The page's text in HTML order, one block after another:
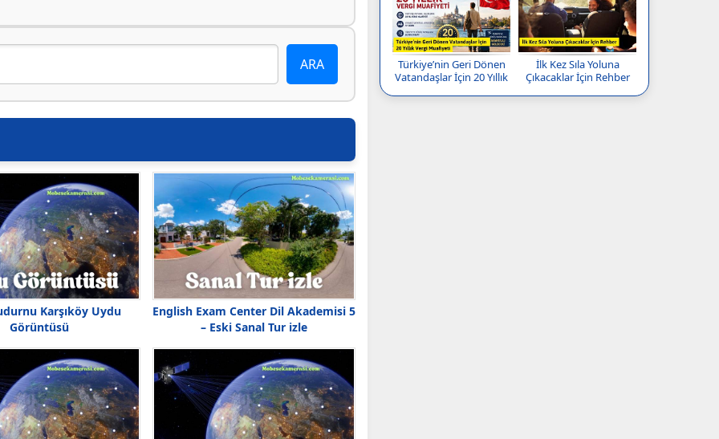
Karşıköy Uydu
Görüntüsü
English Exam Center Dil Akademisi 5
– Eski Sanal Tur izle
Türkiye’nin Geri Dönen
Vatandaşlar İçin 20 Yıllık
İlk Kez Sıla Yoluna
Çıkacaklar İçin Rehber